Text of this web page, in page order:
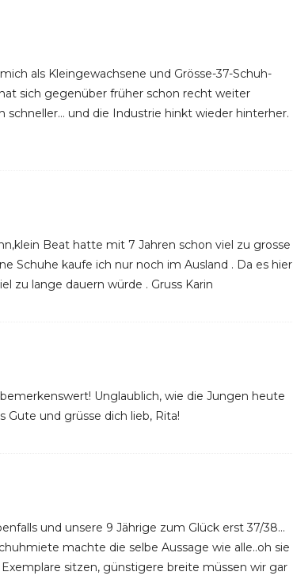
als Kleingewachsene und Grösse-37-Schuh-
sich gegenüber früher schon recht weiter
und die Industrie hinkt wieder hinterher.
Beat hatte mit 7 Jahren schon viel zu grosse
Schuhe kaufe ich nur noch im Ausland . Da es hier
zu lange dauern würde . Gruss Karin
Unglaublich, wie die Jungen heute
Gute und grüsse dich lieb, Rita!
und unsere 9 Jährige zum Glück erst 37/38…
machte die selbe Aussage wie alle..oh sie
sitzen, günstigere breite müssen wir gar